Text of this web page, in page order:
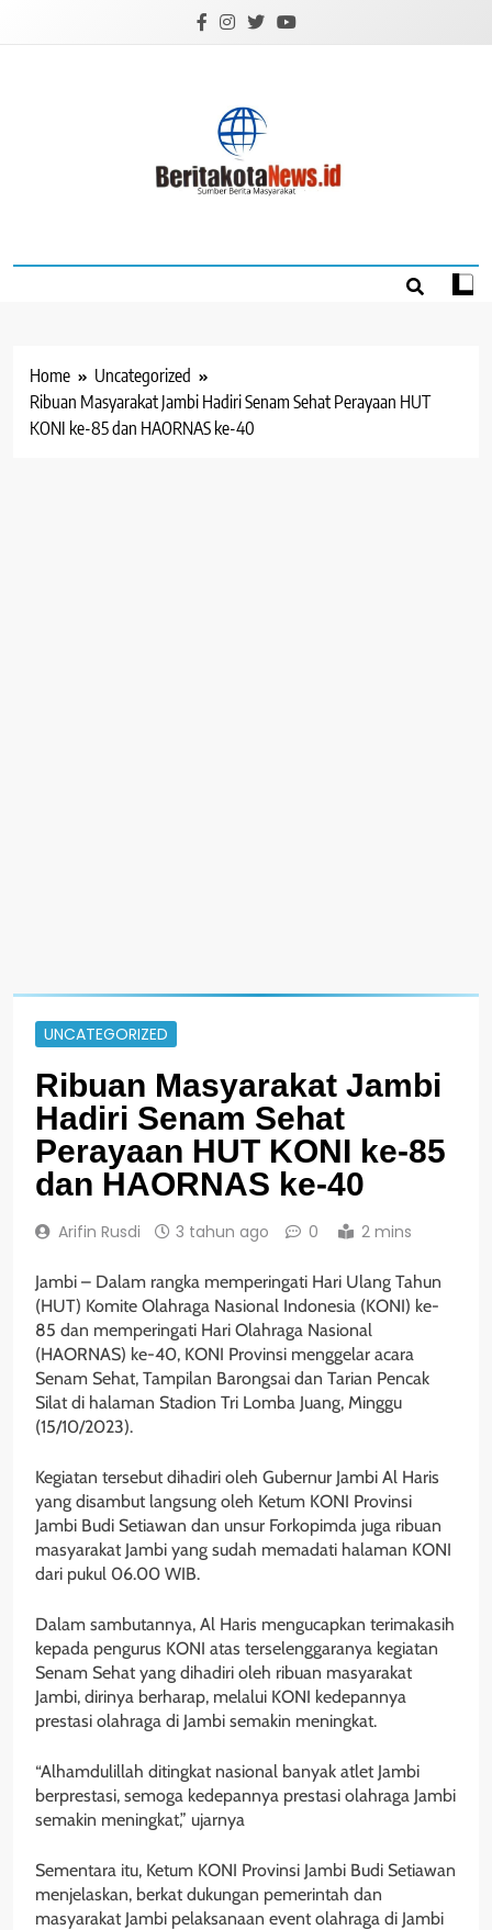
Home
Uncategorized
Ribuan Masyarakat Jambi Hadiri Senam Sehat Perayaan HUT
KONI ke-85 dan HAORNAS ke-40
UNCATEGORIZED
Ribuan Masyarakat Jambi
Hadiri Senam Sehat
Perayaan HUT KONI ke-85
dan HAORNAS ke-40
Arifin Rusdi 3 tahun ago 0 2 mins
Jambi – Dalam rangka memperingati Hari Ulang Tahun
(HUT) Komite Olahraga Nasional Indonesia (KONI) ke-
85 dan memperingati Hari Olahraga Nasional
(HAORNAS) ke-40, KONI Provinsi menggelar acara
Senam Sehat, Tampilan Barongsai dan Tarian Pencak
Silat di halaman Stadion Tri Lomba Juang, Minggu
(15/10/2023).
Kegiatan tersebut dihadiri oleh Gubernur Jambi Al Haris
yang disambut langsung oleh Ketum KONI Provinsi
Jambi Budi Setiawan dan unsur Forkopimda juga ribuan
masyarakat Jambi yang sudah memadati halaman KONI
dari pukul 06.00 WIB.
Dalam sambutannya, Al Haris mengucapkan terimakasih
kepada pengurus KONI atas terselenggaranya kegiatan
Senam Sehat yang dihadiri oleh ribuan masyarakat
Jambi, dirinya berharap, melalui KONI kedepannya
prestasi olahraga di Jambi semakin meningkat.
“Alhamdulillah ditingkat nasional banyak atlet Jambi
berprestasi, semoga kedepannya prestasi olahraga Jambi
semakin meningkat,” ujarnya
Sementara itu, Ketum KONI Provinsi Jambi Budi Setiawan
menjelaskan, berkat dukungan pemerintah dan
masyarakat Jambi pelaksanaan event olahraga di Jambi